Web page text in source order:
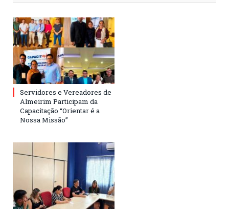
Servidores e Vereadores de
Almeirim Participam da
Capacitação “Orientar é a
Nossa Missão”